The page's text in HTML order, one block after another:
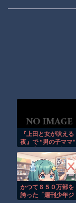
『上田と女が吠える
夜』で “男の子ママ”
ソード披露も…「性
別で決めんな」一部
視聴者から違和感
かつて６５０万部を
誇った「週刊少年ジ